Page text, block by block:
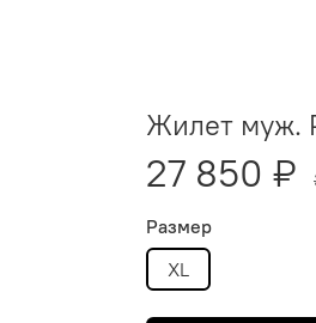
Жилет муж.
27 850 ₽
Размер
XL